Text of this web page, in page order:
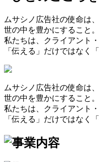
ムサシノ広告社の使命は
世の中を豊かにすること。
私たちは、クライアント
「伝える」だけではなく
ムサシノ広告社の使命は
世の中を豊かにすること。
私たちは、クライアント
「伝える」だけではなく